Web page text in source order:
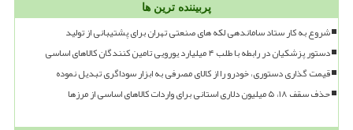
پربیننده ترین ها
شروع به کار ستاد ساماندهی لکه های صنعتی تهران برای پشتیبانی از تولید
دستور پزشکیان در رابطه با طلب ۴ میلیارد یورویی تامین کنندگان کالاهای اساسی
قیمت گذاری دستوری، خودرو را از کالای مصرفی به ابزار سوداگری تبدیل نموده
حذف سقف ۱۸، ۵ میلیون دلاری استانی برای واردات کالاهای اساسی از مرزها